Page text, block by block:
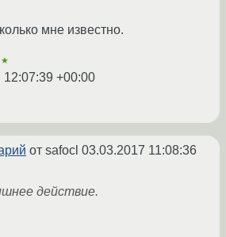
мне известно.
12:07:39 +00:00
от safocl 03.03.2017 11:08:36
действие.